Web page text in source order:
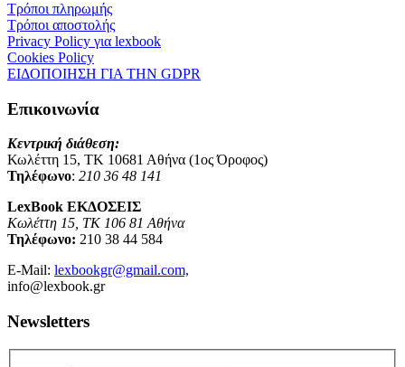
Τρόποι πληρωμής
Τρόποι αποστολής
Privacy Policy για lexbook
Cookies Policy
ΕΙΔΟΠΟΙΗΣΗ ΓΙΑ ΤΗΝ GDPR
Επικοινωνία
Κεντρική διάθεση:
Κωλέττη 15, ΤΚ 10681 Αθήνα (1ος Όροφος)
Τηλέφωνο: 210 36 48 141
LexBook ΕΚΔΟΣΕΙΣ
Κωλέττη 15, ΤΚ 106 81 Αθήνα
Τηλέφωνο: 210 38 44 584
E-Mail: lexbookgr@gmail.com,
info@lexbook.gr
Newsletters